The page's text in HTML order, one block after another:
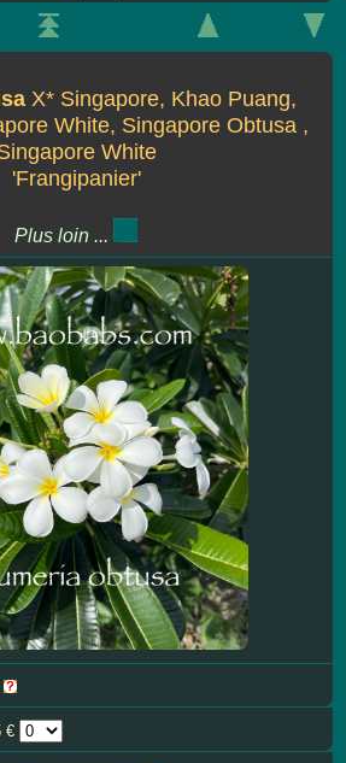
X* Singapore, Khao Puang,
White, Singapore Obtusa ,
White
'Frangipanier'
Plus loin ...
€